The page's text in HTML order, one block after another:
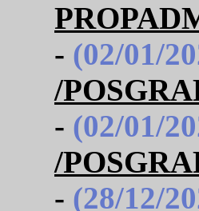
- (02/01/
/
- (02/01/
/
- (28/12/